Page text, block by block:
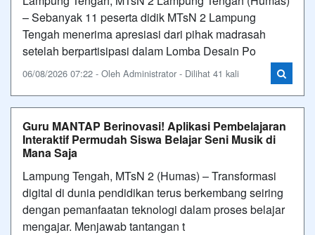
– Sebanyak 11 peserta didik MTsN 2 Lampung
Tengah menerima apresiasi dari pihak madrasah
setelah berpartisipasi dalam Lomba Desain Po
06/08/2026 07:22 - Oleh Administrator - Dilihat 41 kali
Guru MANTAP Berinovasi! Aplikasi Pembelajaran
Interaktif Permudah Siswa Belajar Seni Musik di
Mana Saja
Lampung Tengah, MTsN 2 (Humas) – Transformasi
digital di dunia pendidikan terus berkembang seiring
dengan pemanfaatan teknologi dalam proses belajar
mengajar. Menjawab tantangan t